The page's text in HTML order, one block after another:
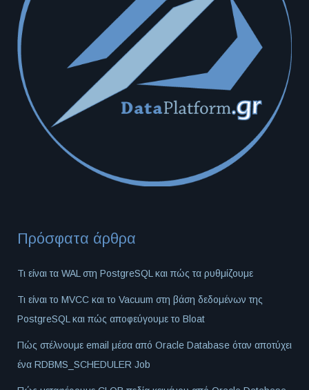
Πρόσφατα άρθρα
Τι είναι τα WAL στη PostgreSQL και πώς τα ρυθμίζουμε
Τι είναι το MVCC και το Vacuum στη βάση δεδομένων της
PostgreSQL και πώς αποφεύγουμε το Bloat
Πώς στέλνουμε email μέσα από Oracle Database όταν αποτύχει
ένα RDBMS_SCHEDULER Job